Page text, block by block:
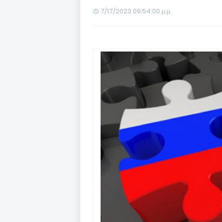
7/17/2023 09:54:00 μ.μ.